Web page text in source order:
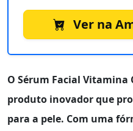
Ver na
O Sérum Facial Vitamina
produto inovador que
para a pele. Com uma